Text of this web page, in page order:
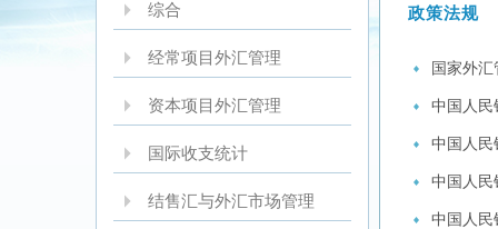
综合
经常项目外汇管理
资本项目外汇管理
国际收支统计
结售汇与外汇市场管理
政策法规
国家外
中国人民
中国人民
中国人民
中国人民